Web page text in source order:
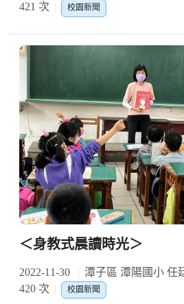
421 次
校園新聞
＜身教式晨讀時光＞
2022-11-30 潭子區 潭陽國小 任
420 次
校園新聞